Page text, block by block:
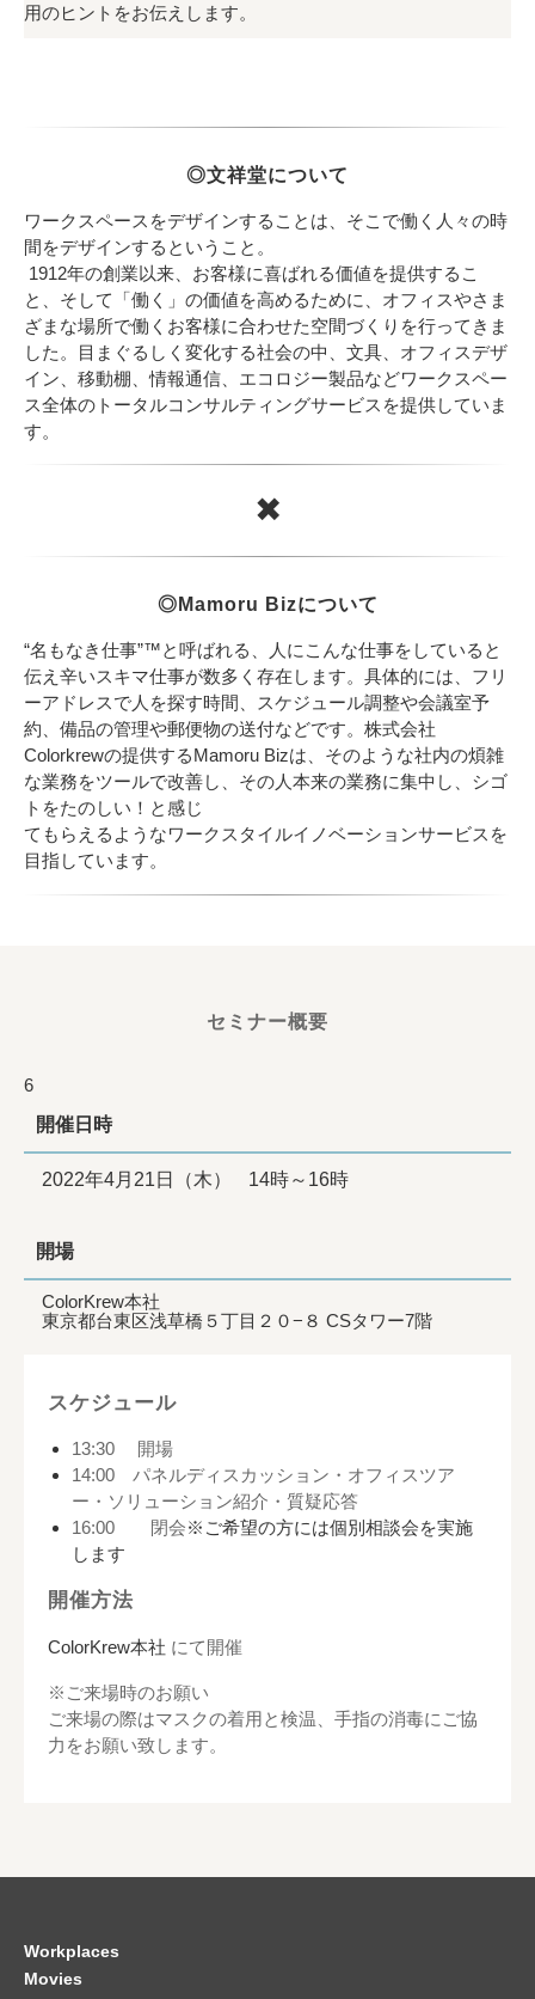
用のヒントをお伝えします。
◎文祥堂について
ワークスペースをデザインすることは、そこで働く人々の時
間をデザインするということ。
1912年の創業以来、お客様に喜ばれる価値を提供するこ
と、そして「働く」の価値を高めるために、オフィスやさま
ざまな場所で働くお客様に合わせた空間づくりを行ってきま
した。目まぐるしく変化する社会の中、文具、オフィスデザ
イン、移動棚、情報通信、エコロジー製品などワークスペー
ス全体のトータルコンサルティングサービスを提供していま
す。
✖
◎Mamoru Bizについて
“名もなき仕事”™と呼ばれる、人にこんな仕事をしていると
伝え辛いスキマ仕事が数多く存在します。具体的には、フリ
ーアドレスで人を探す時間、スケジュール調整や会議室予
約、備品の管理や郵便物の送付などです。株式会社
Colorkrewの提供するMamoru Bizは、そのような社内の煩雑
な業務をツールで改善し、その人本来の業務に集中し、シゴ
トをたのしい！と感じ
てもらえるようなワークスタイルイノベーションサービスを
目指しています。
セミナー概要
6
開催日時
2022年4月21日（木） 14時～16時
開場
ColorKrew本社
東京都台東区浅草橋５丁目２０−８ CSタワー7階
スケジュール
13:30 開場
14:00 パネルディスカッション・オフィスツア
ー・ソリューション紹介・質疑応答
16:00 閉会※ご希望の方には個別相談会を実施
します
開催方法
ColorKrew本社 にて開催
※ご来場時のお願い
ご来場の際はマスクの着用と検温、手指の消毒にご協
力をお願い致します。
Workplaces
Movies